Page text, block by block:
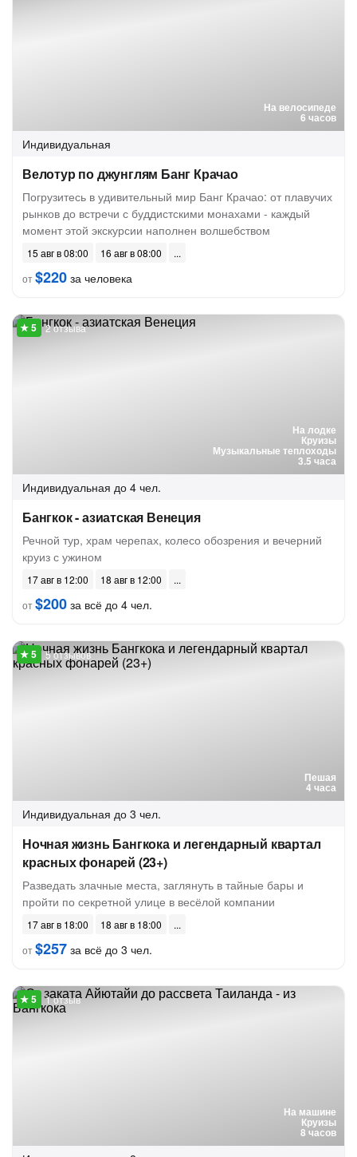
На велосипеде
6 часов
Индивидуальная
Велотур по джунглям Банг Крачао
Погрузитесь в удивительный мир Банг Крачао: от плавучих
рынков до встречи с буддистскими монахами - каждый
момент этой экскурсии наполнен волшебством
15 авг в 08:00
16 авг в 08:00
от$220 за человека
На лодке
Круизы
Музыкальные теплоходы
3.5 часа
2 отзыва
Индивидуальная до 4 чел.
Бангкок - азиатская Венеция
Речной тур, храм черепах, колесо обозрения и вечерний
круиз с ужином
17 авг в 12:00
18 авг в 12:00
от$200 за всё до 4 чел.
Пешая
4 часа
5 отзывов
Индивидуальная до 3 чел.
Ночная жизнь Бангкока и легендарный квартал
красных фонарей (23+)
Разведать злачные места, заглянуть в тайные бары и
пройти по секретной улице в весёлой компании
17 авг в 18:00
18 авг в 18:00
от$257 за всё до 3 чел.
На машине
Круизы
8 часов
1 отзыв